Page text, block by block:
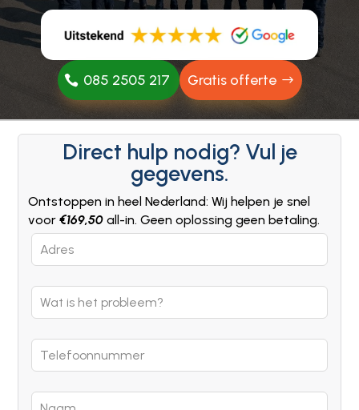
085 2505 217 Gratis offerte
Direct hulp nodig? Vul je
gegevens.
Ontstoppen in heel Nederland: Wij helpen je snel
voor€169,50 all-in. Geen oplossing geen betaling.
Leave
this
blank